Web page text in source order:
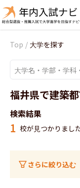
Top / 大学を探す
福井県で建築
検索結果
1 校が見つかりまし
さらに絞り込む